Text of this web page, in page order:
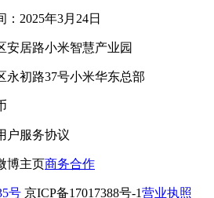
：2025年3月24日
安居路小米智慧产业园
永初路37号小米华东总部
户服务协议
博主页商务合作
号 京ICP备17017388号-1营业执照